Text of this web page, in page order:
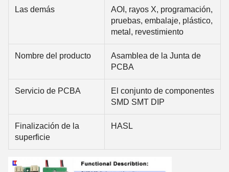
Las demás
AOI, rayos X, programación,
pruebas, embalaje, plástico,
metal, revestimiento
Nombre del producto
Asamblea de la Junta de
PCBA
Servicio de PCBA
El conjunto de componentes
SMD SMT DIP
Finalización de la
superficie
HASL